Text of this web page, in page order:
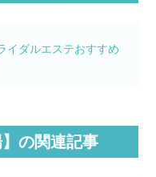
イダルエステおすすめ
の関連記事